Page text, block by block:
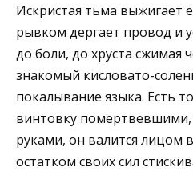
Искристая тьма выжигает
рывком дергает провод и
до боли, до хруста сжимая
знакомый кисловато-
покалывание языка. Есть
винтовку
руками, он валится лицом
остатком своих сил